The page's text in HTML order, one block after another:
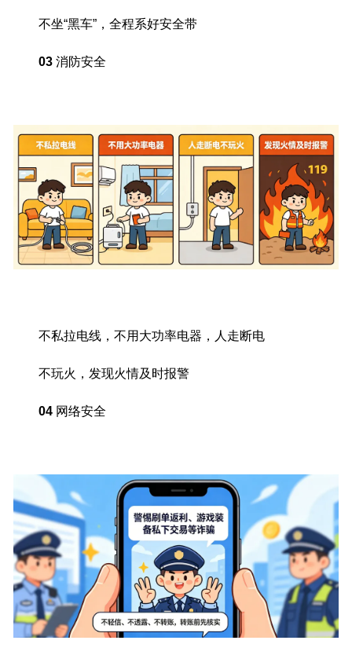
不坐“黑车”，全程系好安全带
03 消防安全
不私拉电线，不用大功率电器，人走断电
不玩火，发现火情及时报警
04 网络安全